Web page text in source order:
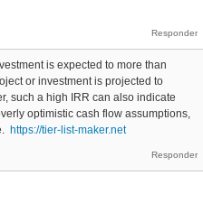
is expected to more than
or investment is projected to
such a high IRR can also indicate
optimistic cash flow assumptions,
https://tier-list-maker.net